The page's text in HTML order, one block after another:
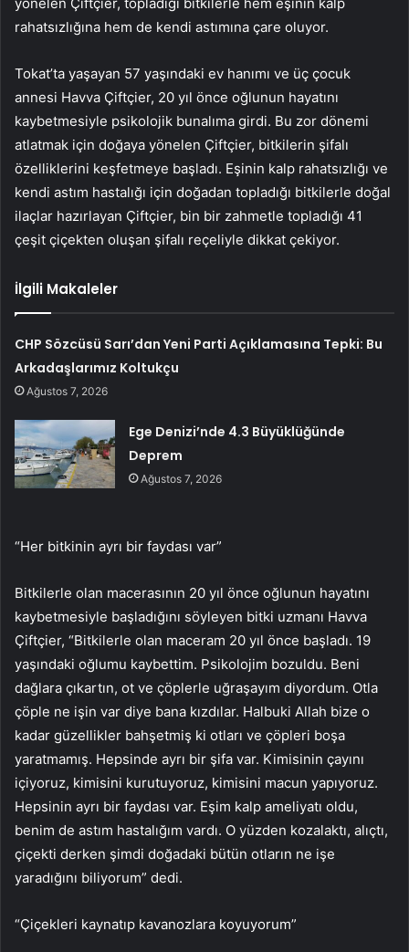
rahatsızlığına hem de kendi astımına çare oluyor.
Tokat’ta yaşayan 57 yaşındaki ev hanımı ve üç çocuk
annesi Havva Çiftçier, 20 yıl önce oğlunun hayatını
kaybetmesiyle psikolojik bunalıma girdi. Bu zor dönemi
atlatmak için doğaya yönelen Çiftçier, bitkilerin şifalı
özelliklerini keşfetmeye başladı. Eşinin kalp rahatsızlığı ve
kendi astım hastalığı için doğadan topladığı bitkilerle doğal
ilaçlar hazırlayan Çiftçier, bin bir zahmetle topladığı 41
çeşit çiçekten oluşan şifalı reçeliyle dikkat çekiyor.
İlgili Makaleler
CHP Sözcüsü Sarı’dan Yeni Parti Açıklamasına Tepki: Bu
Arkadaşlarımız Koltukçu
Ağustos 7, 2026
Ege Denizi’nde 4.3 Büyüklüğünde
Deprem
Ağustos 7, 2026
“Her bitkinin ayrı bir faydası var”
Bitkilerle olan macerasının 20 yıl önce oğlunun hayatını
kaybetmesiyle başladığını söyleyen bitki uzmanı Havva
Çiftçier, “Bitkilerle olan maceram 20 yıl önce başladı. 19
yaşındaki oğlumu kaybettim. Psikolojim bozuldu. Beni
dağlara çıkartın, ot ve çöplerle uğraşayım diyordum. Otla
çöple ne işin var diye bana kızdılar. Halbuki Allah bize o
kadar güzellikler bahşetmiş ki otları ve çöpleri boşa
yaratmamış. Hepsinde ayrı bir şifa var. Kimisinin çayını
içiyoruz, kimisini kurutuyoruz, kimisini macun yapıyoruz.
Hepsinin ayrı bir faydası var. Eşim kalp ameliyatı oldu,
benim de astım hastalığım vardı. O yüzden kozalaktı, alıçtı,
çiçekti derken şimdi doğadaki bütün otların ne işe
yaradığını biliyorum” dedi.
“Çiçekleri kaynatıp kavanozlara koyuyorum”